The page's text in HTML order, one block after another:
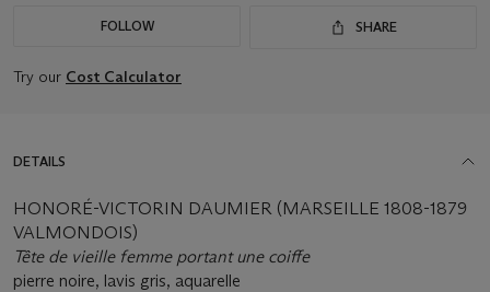
FOLLOW SHARE
Try our Cost Calculator
DETAILS
HONORÉ-VICTORIN DAUMIER (MARSEILLE 1808-1879
VALMONDOIS)
Tête de vieille femme portant une coiffe
pierre noire, lavis gris, aquarelle